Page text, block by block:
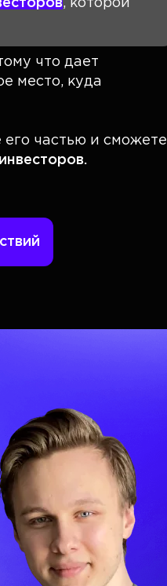
, которой
что дает
место, куда
частью и сможете